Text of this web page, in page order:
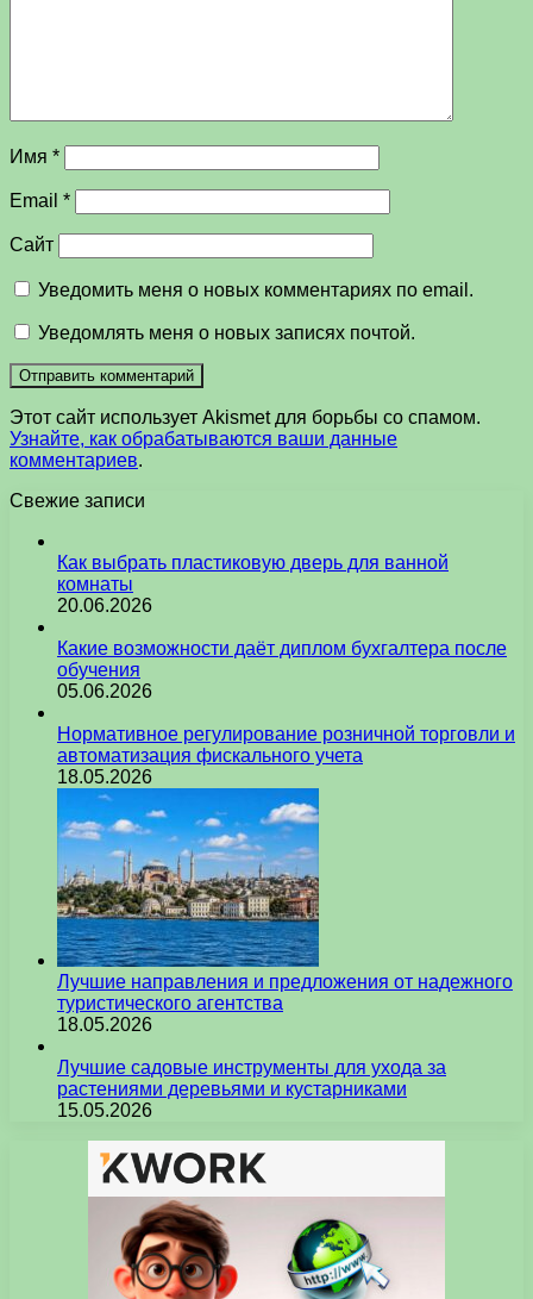
Имя *
Email *
Сайт
Уведомить меня о новых комментариях по email.
Уведомлять меня о новых записях почтой.
Этот сайт использует Akismet для борьбы со спамом.
Узнайте, как обрабатываются ваши данные
комментариев.
Свежие записи
Как выбрать пластиковую дверь для ванной
комнаты
20.06.2026
Какие возможности даёт диплом бухгалтера после
обучения
05.06.2026
Нормативное регулирование розничной торговли и
автоматизация фискального учета
18.05.2026
Лучшие направления и предложения от надежного
туристического агентства
18.05.2026
Лучшие садовые инструменты для ухода за
растениями деревьями и кустарниками
15.05.2026